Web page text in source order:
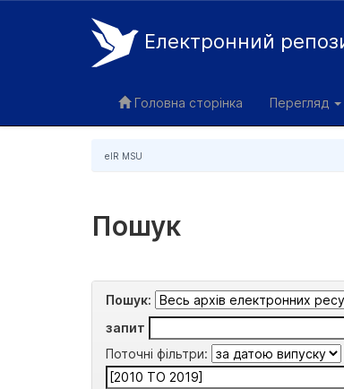
Електронний
Головна сторінка Перегляд
eIR MSU
Пошук
Пошук:
запит
Поточні фільтри: